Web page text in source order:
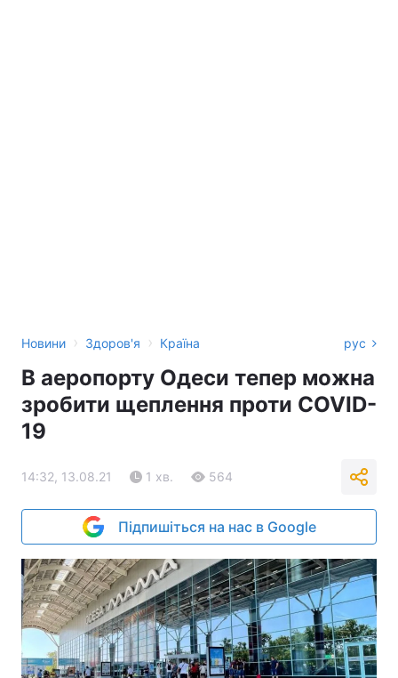
Новини › Здоров'я › Країна рус
В аеропорту Одеси тепер можна
зробити щеплення проти COVID-
19
14:32, 13.08.21 1 хв. 564
Підпишіться на нас в Google